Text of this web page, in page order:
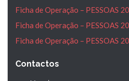
Ficha de Operação – PESSOAS
Ficha de Operação – PESSOAS
Ficha de Operação – PESSOAS
Contactos